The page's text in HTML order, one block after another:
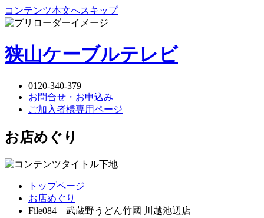
コンテンツ本文へスキップ
狭山ケーブルテレビ
0120-340-379
お問合せ・お申込み
ご加入者様専用ページ
お店めぐり
トップページ
お店めぐり
File084 武蔵野うどん竹國 川越池辺店